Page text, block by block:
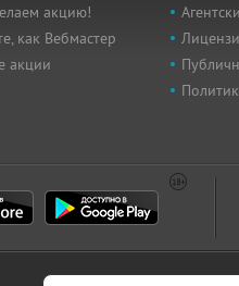
акцию!
как Вебмастер
акции